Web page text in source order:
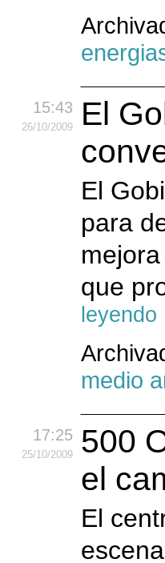
15:43
26/10/2009
El
El
para
que
leyendo
medio
17:25
25/10/2009
500
el
El